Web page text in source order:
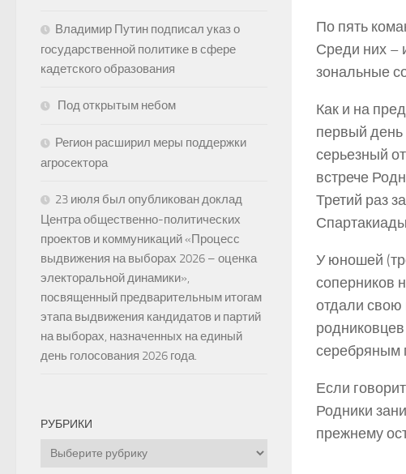
По пять
Среди них –
зональные
Как и на
первый
серьезный
встрече
Третий раз
У юношей
соперников
отдали
серебряным
Если
Родники
прежнему
Владимир Путин подписал указ о
государственной политике в сфере
кадетского образования
Под открытым небом
Регион расширил меры поддержки
агросектора
23 июля был опубликован доклад
Центра общественно-политических
проектов и коммуникаций «Процесс
выдвижения на выборах 2026 – оценка
электоральной динамики»,
посвященный предварительным итогам
этапа выдвижения кандидатов и партий
на выборах, назначенных на единый
день голосования 2026 года.
РУБРИКИ
Рубрики